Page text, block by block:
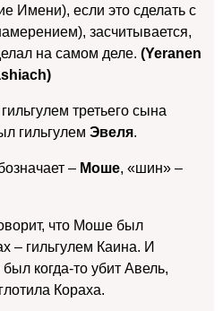
Имени), если это сделать с
засчитывается,
на самом деле. (Yeranen
третьего сына
гильгулем Эвеля.
– Моше, «шин» –
что Моше был
– гильгулем Каина. И
когда-то убит Авель,
Кораха.